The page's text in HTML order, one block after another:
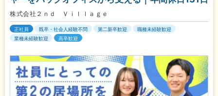
株式会社２ｎｄ Ｖｉｌｌａｇｅ
正社員 既卒・社会人経験不問 第二新卒歓迎
職種未経験歓迎
業種未経験歓迎
高卒歓迎